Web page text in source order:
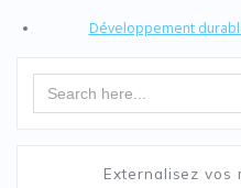
Développement
Externalisez vos